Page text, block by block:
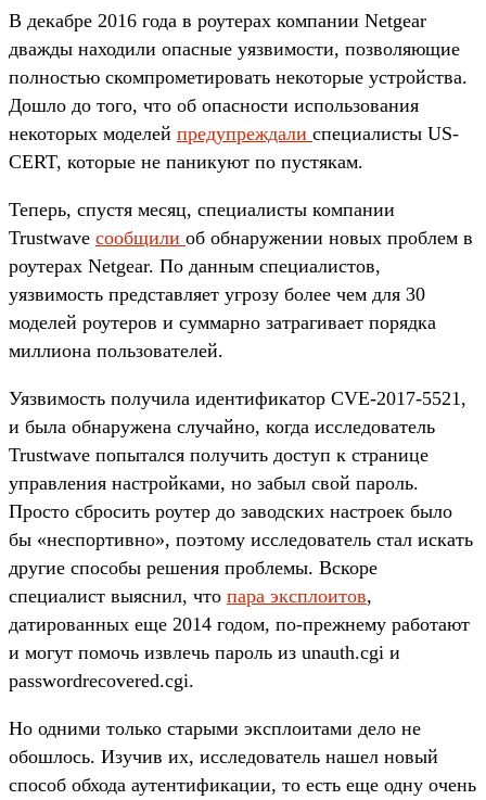
В декабре 2016 года в роутерах компании Netgear
дважды находили опасные уязвимости, позволяющие
полностью скомпрометировать некоторые устройства.
Дошло до того, что об опасности использования
некоторых моделей предупреждали специалисты US-
CERT, которые не паникуют по пустякам.
Теперь, спустя месяц, специалисты компании
Trustwave сообщили об обнаружении новых проблем в
роутерах Netgear. По данным специалистов,
уязвимость представляет угрозу более чем для 30
моделей роутеров и суммарно затрагивает порядка
миллиона пользователей.
Уязвимость получила идентификатор CVE-2017-5521,
и была обнаружена случайно, когда исследователь
Trustwave попытался получить доступ к странице
управления настройками, но забыл свой пароль.
Просто сбросить роутер до заводских настроек было
бы «неспортивно», поэтому исследователь стал искать
другие способы решения проблемы. Вскоре
специалист выяснил, что пара эксплоитов,
датированных еще 2014 годом, по-прежнему работают
и могут помочь извлечь пароль из unauth.cgi и
passwordrecovered.cgi.
Но одними только старыми эксплоитами дело не
обошлось. Изучив их, исследователь нашел новый
способ обхода аутентификации, то есть еще одну очень